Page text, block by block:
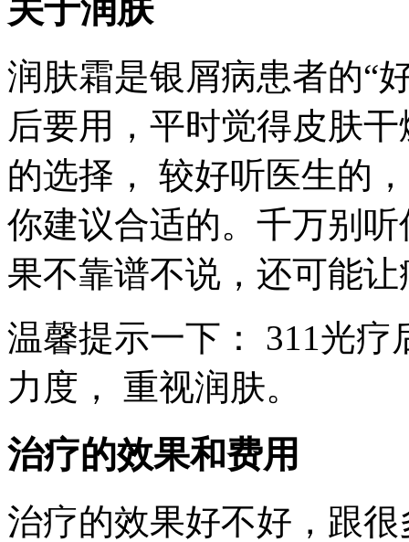
关于润肤
润肤霜是银屑病患者的“
后要用，平时觉得皮肤
的选择， 较好听医生的
你建议合适的。千万别
果不靠谱不说，还可能
温馨提示一下： 311光
力度， 重视润肤。
治疗的效果和费用
治疗的效果好不好，跟